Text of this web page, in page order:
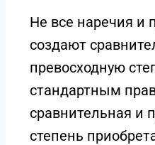
Не все наречия и
создают
превосходную
стандартным
сравнительная и
степень